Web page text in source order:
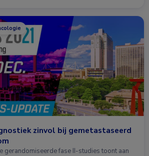
zinvol bij gemetastaseerd
gerandomiseerde fase II-studies toont aan